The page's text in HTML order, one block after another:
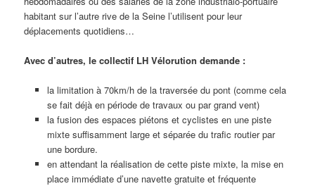
habitant sur l’autre rive de la Seine l’utilisent pour leur
déplacements quotidiens…
Avec d’autres, le collectif LH Vélorution demande :
la limitation à 70km/h de la traversée du pont (comme cela
se fait déjà en période de travaux ou par grand vent)
la fusion des espaces piétons et cyclistes en une piste
mixte suffisamment large et séparée du trafic routier par
une bordure.
en attendant la réalisation de cette piste mixte, la mise en
place immédiate d’une navette gratuite et fréquente